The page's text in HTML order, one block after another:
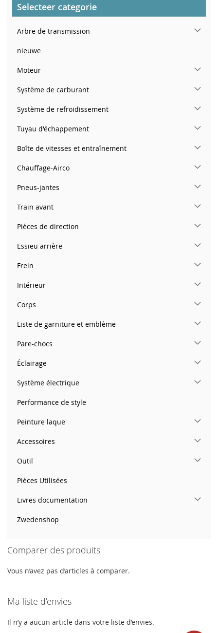
Selecteer categorie
Arbre de transmission
nieuwe
Moteur
Système de carburant
Système de refroidissement
Tuyau d'échappement
Boîte de vitesses et entraînement
Chauffage-Airco
Pneus-jantes
Train avant
Pièces de direction
Essieu arrière
Frein
Intérieur
Corps
Liste de garniture et emblème
Pare-chocs
Éclairage
Système électrique
Performance de style
Peinture laque
Accessoires
Outil
Pièces Utilisées
Livres documentation
Zwedenshop
Comparer des produits
Vous n’avez pas d’articles à comparer.
Ma liste d’envies
Il n’y a aucun article dans votre liste d’envies.